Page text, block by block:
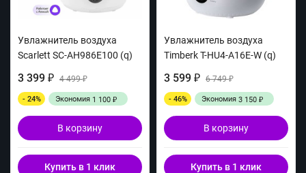
Увлажнитель воздуха
Scarlett SC-AH986E100 (q)
3 399 ₽ 4 499₽
- 24% Экономия 1 100 ₽
В корзину
Купить в 1 клик
Увлажнитель воздуха
Timberk T-HU4-A16E-W (q)
3 599 ₽ 6 749₽
- 46% Экономия 3 150 ₽
В корзину
Купить в 1 клик